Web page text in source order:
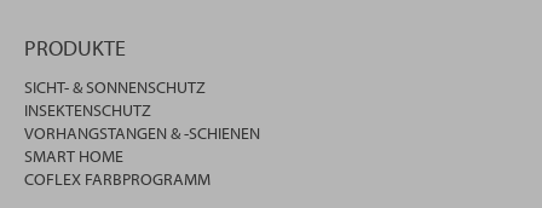
PRODUKTE
SICHT- & SONNENSCHUTZ
INSEKTENSCHUTZ
VORHANGSTANGEN & -SCHIENEN
SMART HOME
COFLEX FARBPROGRAMM